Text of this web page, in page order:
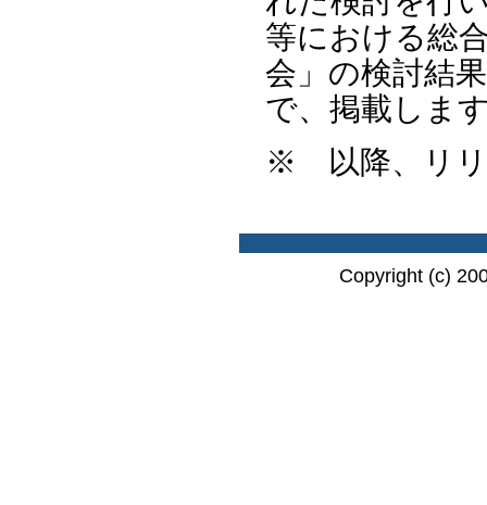
等における総
会」の検討結
で、掲載しま
※ 以降、リリ
Copyright (c)